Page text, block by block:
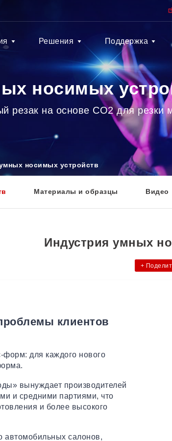
Решения Поддержка
носимых
резак на основе CO2 для
носимых устройств
Материалы и образцы Видео
Индустрия умных
+
клиентов
форм: для каждого нового
вынуждает производителей
и средними партиями, что
и более высокого
автомобильных салонов,